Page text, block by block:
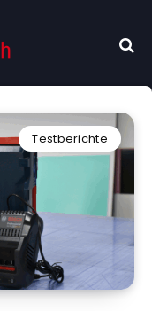
Testberichte